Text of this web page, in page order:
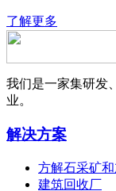
了解更多
我们是一家集研发
业。
解决方案
方解石采矿
建筑回收厂